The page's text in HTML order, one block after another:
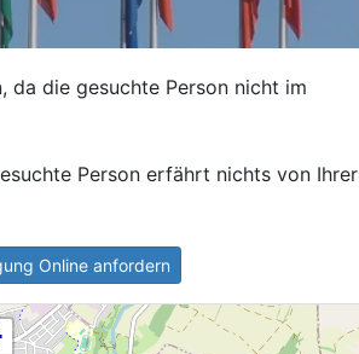
da die gesuchte Person nicht im
Person erfährt nichts von Ihrer
Online anfordern